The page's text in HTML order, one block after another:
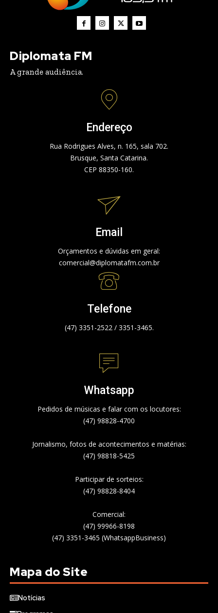
Diplomata FM
A grande audiência.
Endereço
Rua Rodrigues Alves, n. 165, sala 702.
Brusque, Santa Catarina.
CEP 88350-160.
Email
Orçamentos e dúvidas em geral:
comercial@diplomatafm.com.br
Telefone
(47) 3351-2522 / 3351-3465.
Whatsapp
Pedidos de músicas e falar com os locutores:
(47) 98828-4700
Jornalismo, fotos de acontecimentos e matérias:
(47) 98818-5425
Participar de sorteios:
(47) 98828-8404
Comercial:
(47) 99966-8198
(47) 3351-3465 (WhatsappBusiness)
Mapa do Site
Notícias